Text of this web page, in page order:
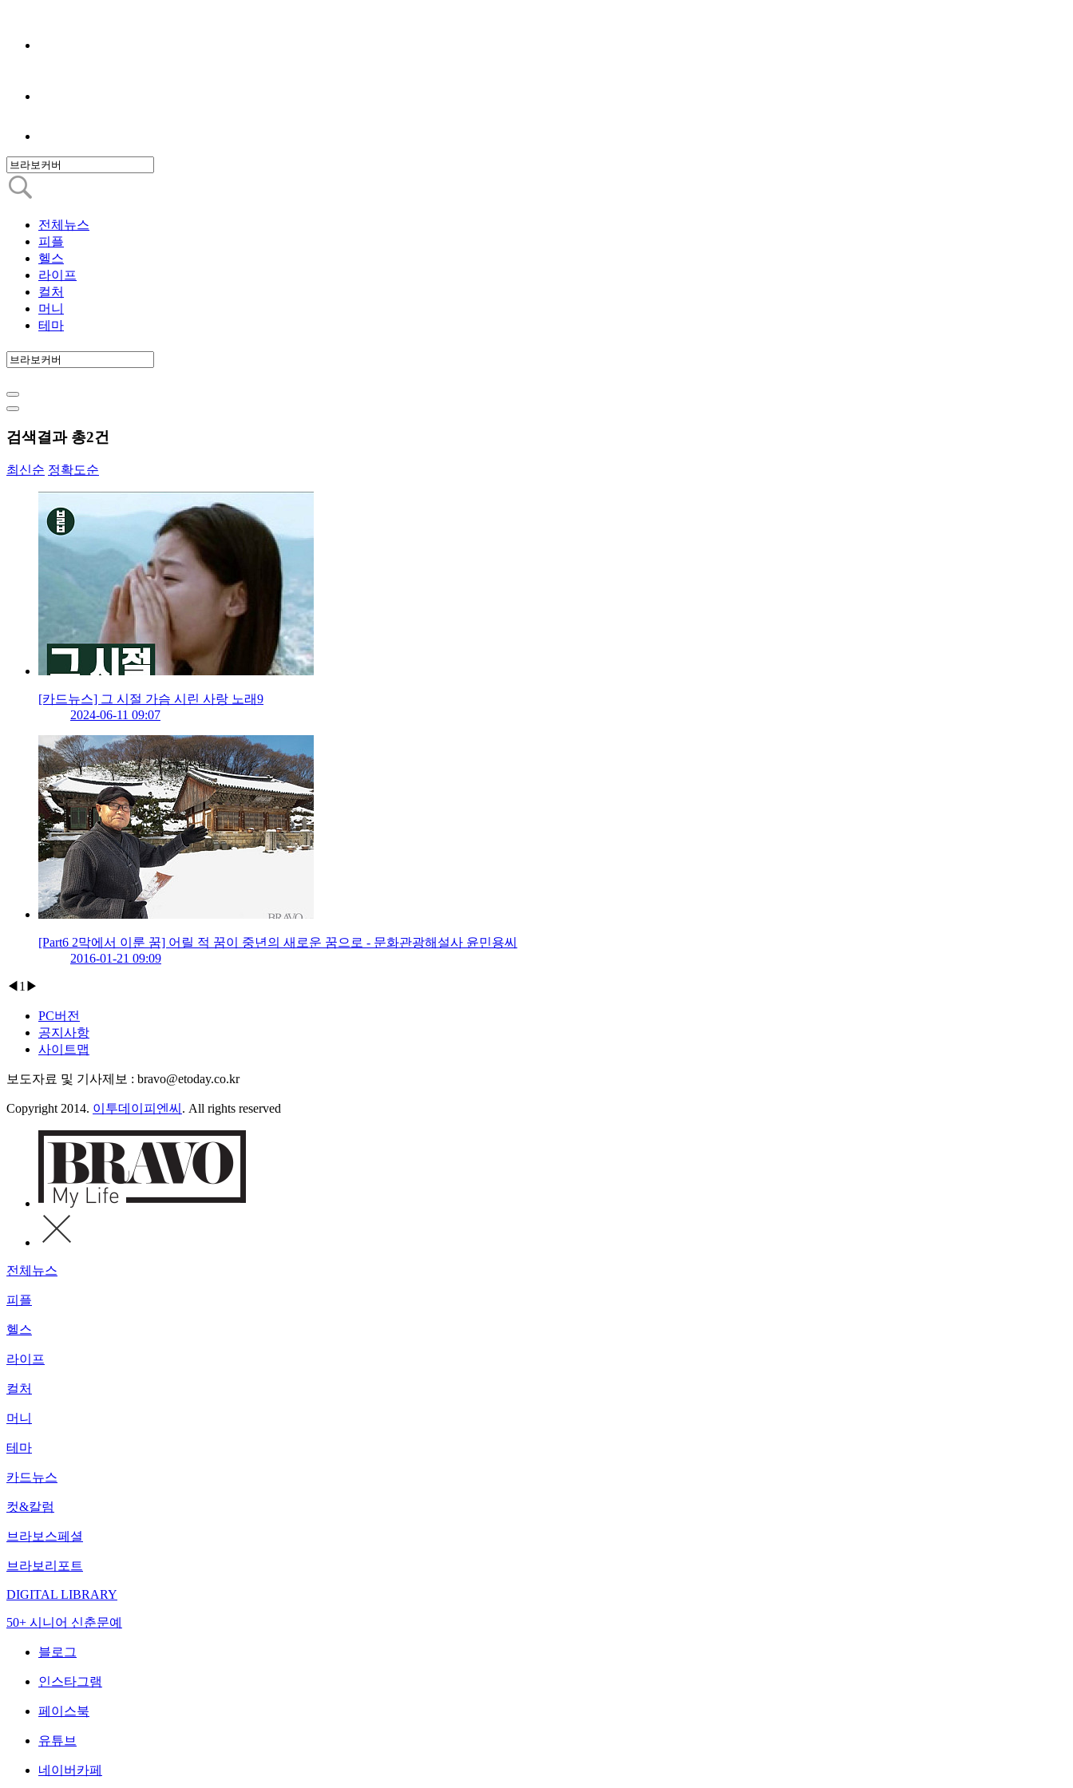
전체뉴스
피플
헬스
라이프
컬처
머니
테마
검색결과 총2건
최신순 정확도순
[카드뉴스] 그 시절 가슴 시린 사랑 노래9
2024-06-11 09:07
[Part6 2막에서 이룬 꿈] 어릴 적 꿈이 중년의 새로운 꿈으로 - 문화관광해설사 윤민용씨
2016-01-21 09:09
◀ 1 ▶
PC버전
공지사항
사이트맵
보도자료 및 기사제보 : bravo@etoday.co.kr
Copyright 2014. 이투데이피엔씨 . All rights reserved
전체뉴스
피플
헬스
라이프
컬처
머니
테마
카드뉴스
컷&칼럼
브라보스페셜
브라보리포트
DIGITAL LIBRARY
50+ 시니어 신춘문예
블로그
인스타그램
페이스북
유튜브
네이버카페